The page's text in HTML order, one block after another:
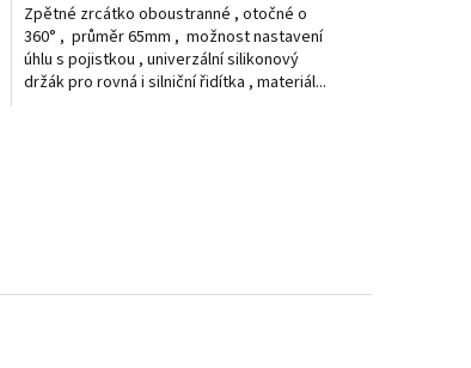
Zpětné zrcátko oboustranné , otočné o
360° , průměr 65mm , možnost nastavení
úhlu s pojistkou , univerzální silikonový
držák pro rovná i silniční řidítka , materiál...